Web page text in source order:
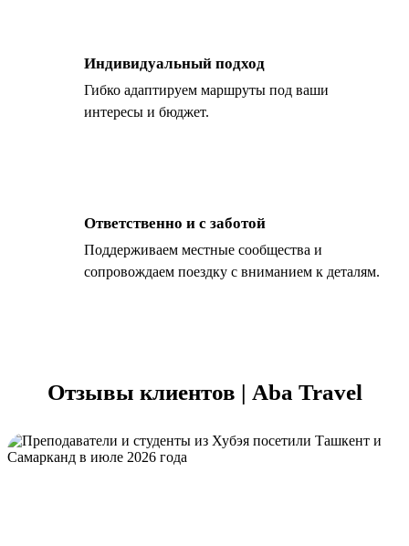
Индивидуальный подход
Гибко адаптируем маршруты под ваши
интересы и бюджет.
Ответственно и с заботой
Поддерживаем местные сообщества и
сопровождаем поездку с вниманием к деталям.
Отзывы клиентов | Aba Travel